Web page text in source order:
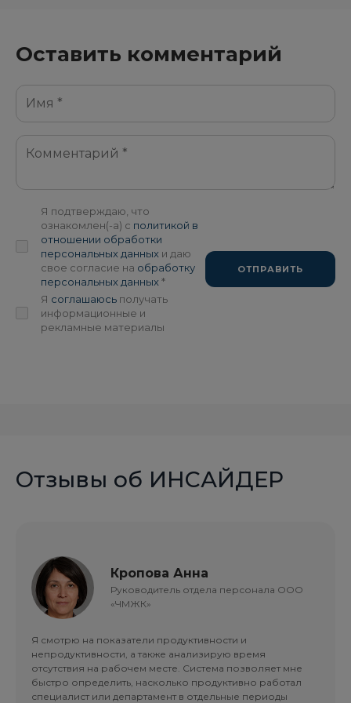
Оставить комментарий
Я подтверждаю, что
ознакомлен(-а) с политикой в
отношении обработки
персональных данных и даю
свое согласие на обработку
персональных данных *
Я соглашаюсь получать
информационные и
рекламные материалы
ОТПРАВИТЬ
Отзывы об ИНСАЙДЕР
Кропова Анна
Руководитель отдела персонала ООО
«ЧМЖК»
Я смотрю на показатели продуктивности и
непродуктивности, а также анализирую время
отсутствия на рабочем месте. Система позволяет мне
быстро определить, насколько продуктивно работал
специалист или департамент в отдельные периоды